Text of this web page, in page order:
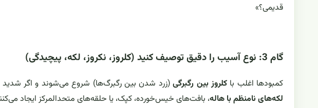
قدیمی؟»
گام 3: نوع آسیب را دقیق توصیف کنید (کلروز، نکروز، لکه، پیچیدگی)
کمبودها اغلب باکلروز بین رگبرگی(زرد شدن بین رگبرگ‌ها) شروع می‌شوند و اگر شدید
لکه‌های نامنظم با هاله، بافت‌های خیس‌خورده، کپک، یا حلقه‌های متحدالمرکز ایجاد